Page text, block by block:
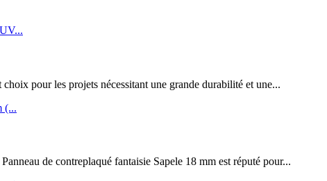
pour les projets nécessitant une grande durabilité et une...
de contreplaqué fantaisie Sapele 18 mm est réputé pour...